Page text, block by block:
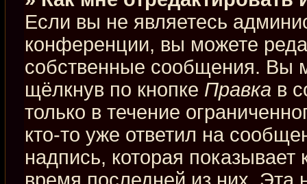
Если вы не являетесь
конференции, вы можете
собственные сообщения. Вы
щёлкнув по кнопке Правка в
только в течение
кто-то уже ответил на
надпись, которая показывает